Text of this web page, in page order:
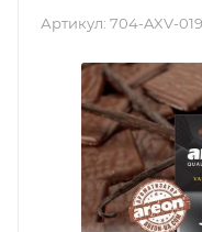
Артикул: 704-AXV-019